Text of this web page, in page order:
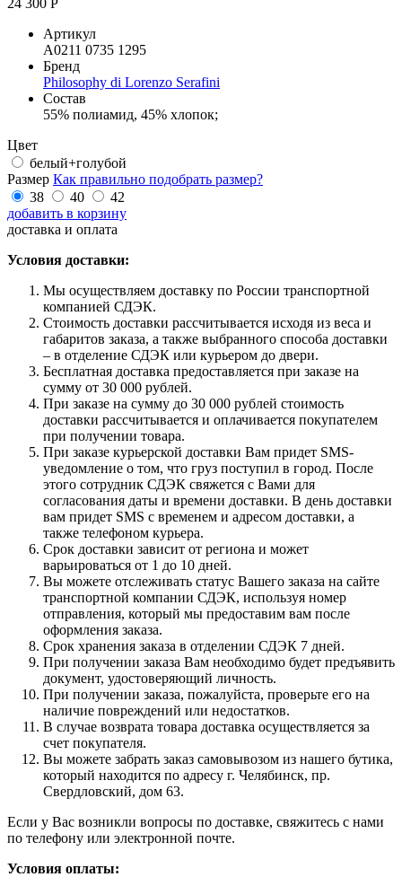
Артикул
A0211 0735 1295
Бренд
Philosophy di Lorenzo Serafini
Состав
55% полиамид, 45% хлопок;
Цвет
белый+голубой
Размер Как правильно подобрать размер?
38
40
42
добавить в корзину
доставка и оплата
Условия доставки:
Мы осуществляем доставку по России транспортной
компанией СДЭК.
Стоимость доставки рассчитывается исходя из веса и
габаритов заказа, а также выбранного способа доставки
– в отделение СДЭК или курьером до двери.
Бесплатная доставка предоставляется при заказе на
сумму от 30 000 рублей.
При заказе на сумму до 30 000 рублей стоимость
доставки рассчитывается и оплачивается покупателем
при получении товара.
При заказе курьерской доставки Вам придет SMS-
уведомление о том, что груз поступил в город. После
этого сотрудник СДЭК свяжется с Вами для
согласования даты и времени доставки. В день доставки
вам придет SMS с временем и адресом доставки, а
также телефоном курьера.
Срок доставки зависит от региона и может
варьироваться от 1 до 10 дней.
Вы можете отслеживать статус Вашего заказа на сайте
транспортной компании СДЭК, используя номер
отправления, который мы предоставим вам после
оформления заказа.
Срок хранения заказа в отделении СДЭК 7 дней.
При получении заказа Вам необходимо будет предъявить
документ, удостоверяющий личность.
При получении заказа, пожалуйста, проверьте его на
наличие повреждений или недостатков.
В случае возврата товара доставка осуществляется за
счет покупателя.
Вы можете забрать заказ самовывозом из нашего бутика,
который находится по адресу г. Челябинск, пр.
Свердловский, дом 63.
Если у Вас возникли вопросы по доставке, свяжитесь с нами
по телефону или электронной почте.
Условия оплаты: